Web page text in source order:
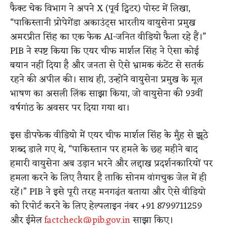
फैक्ट चेक विभाग ने अपने X (पूर्व ट्विटर) पोस्ट में लिखा,
“पाकिस्तानी प्रोपेगेंडा अकाउंट्स भारतीय वायुसेना प्रमुख
अमरप्रीत सिंह का एक फेक AI-जनित वीडियो फैला रहे हैं।”
PIB ने स्पष्ट किया कि एयर चीफ मार्शल सिंह ने ऐसा कोई
बयान नहीं दिया है और जनता से ऐसे भ्रामक कंटेंट से सतर्क
रहने की अपील की। साथ ही, उन्होंने वायुसेना प्रमुख के मूल
भाषण का असली लिंक साझा किया, जो वायुसेना की 93वीं
वर्षगांठ के अवसर पर दिया गया था।
इस डीपफेक वीडियो में एयर चीफ मार्शल सिंह के मुँह से झूठे
शब्द डाले गए थे, “पाकिस्तान पर हमले के छह महीने बाद
हमारी वायुसेना अब उड़ान भरने और लद्दाख प्रदर्शनकारियों पर
हमला करने के लिए तैयार है ताकि सोनम वांगचुक जेल में ही
रहें।” PIB ने इसे पूरी तरह मनगढ़ंत बताया और ऐसे वीडियो
को रिपोर्ट करने के लिए हेल्पलाइन नंबर +91 8799711259
और ईमेलfactcheck@pib.gov.inसाझा किए।